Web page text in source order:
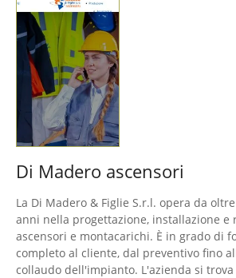
Di Madero ascensori
La Di Madero & Figlie S.r.l. opera da
anni nella progettazione, installazione e
ascensori e montacarichi. È in grado di
completo al cliente, dal preventivo fino
collaudo dell'impianto. L'azienda si